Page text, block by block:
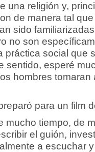
una religión y,
de manera tal
sido
no son
práctica social que
sentido, esperé
hombres tomaran
para un film
mucho tiempo, de
el guión,
a escuchar